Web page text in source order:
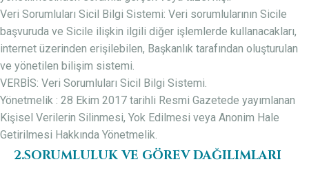
Veri Sorumluları Sicil Bilgi Sistemi: Veri sorumlularının Sicile
başvuruda ve Sicile ilişkin ilgili diğer işlemlerde kullanacakları,
internet üzerinden erişilebilen, Başkanlık tarafından oluşturulan
ve yönetilen bilişim sistemi.
VERBİS: Veri Sorumluları Sicil Bilgi Sistemi.
Yönetmelik : 28 Ekim 2017 tarihli Resmi Gazetede yayımlanan
Kişisel Verilerin Silinmesi, Yok Edilmesi veya Anonim Hale
Getirilmesi Hakkında Yönetmelik.
2.SORUMLULUK VE GÖREV DAĞILIMLARI